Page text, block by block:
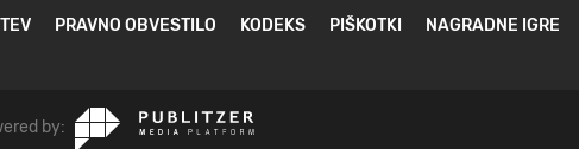
PRAVNO OBVESTILO KODEKS PIŠKOTKI
NAGRADNE IGRE
by: